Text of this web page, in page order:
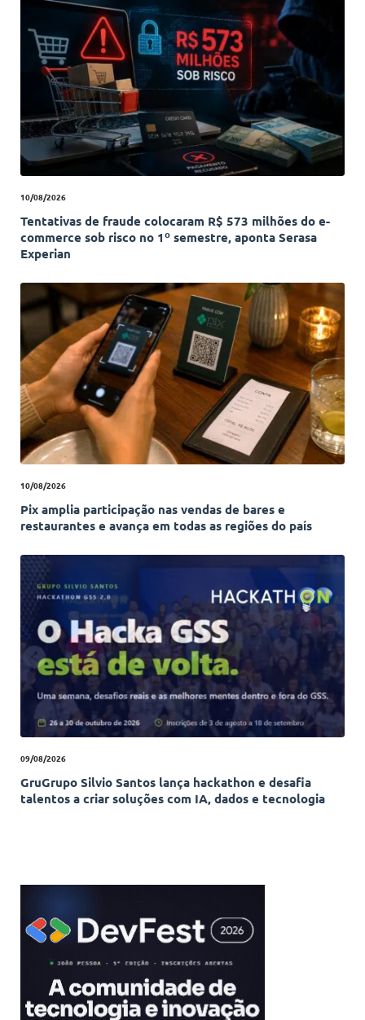
10/08/2026
Tentativas de fraude colocaram R$ 573 milhões do e-
commerce sob risco no 1º semestre, aponta Serasa
Experian
10/08/2026
Pix amplia participação nas vendas de bares e
restaurantes e avança em todas as regiões do país
09/08/2026
GruGrupo Silvio Santos lança hackathon e desafia
talentos a criar soluções com IA, dados e tecnologia